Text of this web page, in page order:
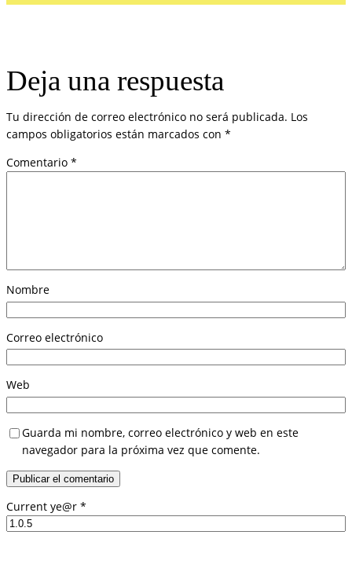
Deja una respuesta
Tu dirección de correo electrónico no será publicada. Los
campos obligatorios están marcados con *
Comentario *
Nombre
Correo electrónico
Web
Guarda mi nombre, correo electrónico y web en este
navegador para la próxima vez que comente.
Current ye@r *